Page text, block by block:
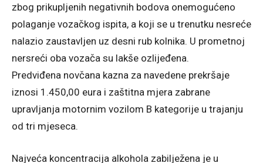
zbog prikupljenih negativnih bodova onemogućeno
polaganje vozačkog ispita, a koji se u trenutku nesreće
nalazio zaustavljen uz desni rub kolnika. U prometnoj
nersreći oba vozača su lakše ozlijeđena.
Predviđena novčana kazna za navedene prekršaje
iznosi 1.450,00 eura i zaštitna mjera zabrane
upravljanja motornim vozilom B kategorije u trajanju
od tri mjeseca.
Najveća koncentracija alkohola zabilježena je u